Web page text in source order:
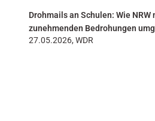
Drohmails an Schulen: Wie NRW
zunehmenden Bedrohungen
27.05.2026, WDR